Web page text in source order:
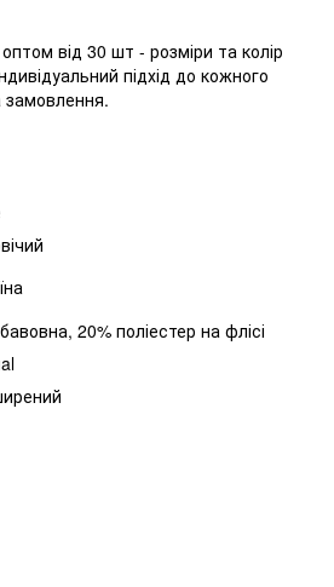
від 30 шт - розміри та колір
підхід до кожного
замовлення.
20% поліестер на флісі